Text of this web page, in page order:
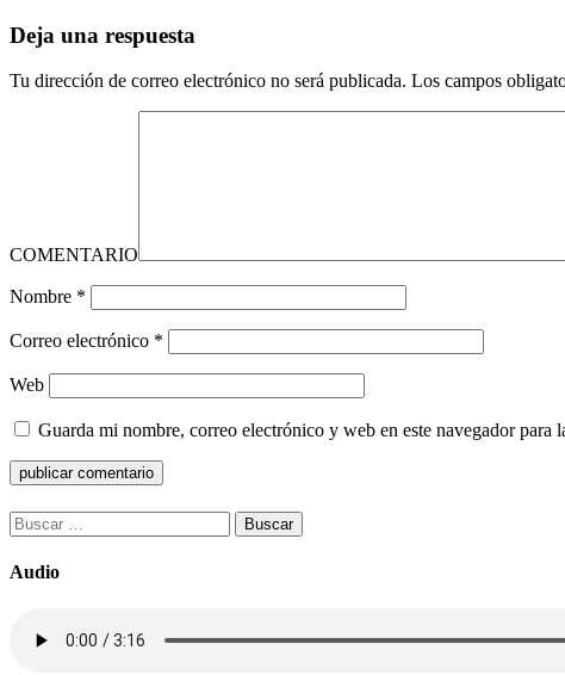
Deja una respuesta
Tu dirección de correo electrónico no será publicada. Los campos
COMENTARIO
Nombre *
Correo electrónico *
Web
Guarda mi nombre, correo electrónico y web en este navegador para
Buscar:
Audio